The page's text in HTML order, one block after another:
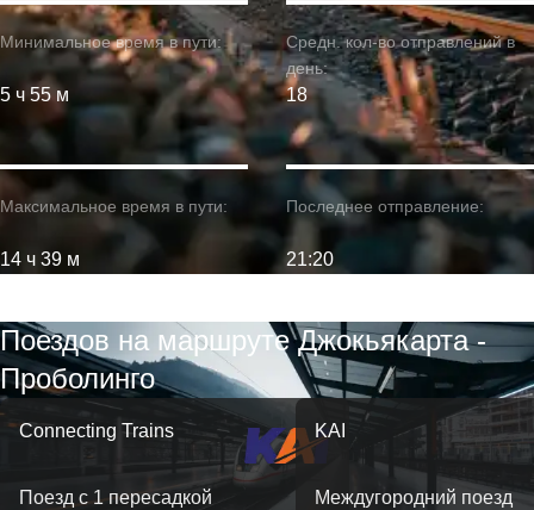
Минимальное время в пути:
5 ч 55 м
Максимальное время в пути:
14 ч 39 м
Средн. кол-во отправлений в
день:
18
Последнее отправление:
21:20
Поездов на маршруте Джокьякарта -
Проболинго
Connecting Trains
Поезд с 1 пересадкой
KAI
Междугородний поезд